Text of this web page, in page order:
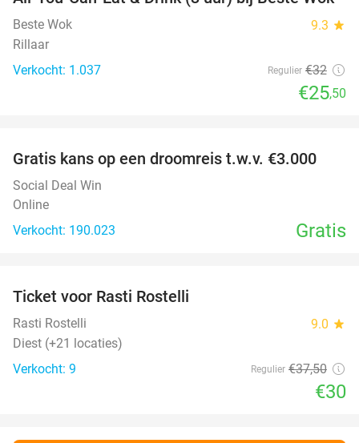
Beste Wok 9.3 star
Rillaar
Verkocht: 1.037
Regulier €32
€25,50
Gratis kans op een droomreis t.w.v. €3.000
Social Deal Win
Online
Verkocht: 190.023
Gratis
TODAY
Ticket voor Rasti Rostelli
Rasti Rostelli 9.0 star
Diest (+21 locaties)
Verkocht: 9
Regulier €37,50
€30